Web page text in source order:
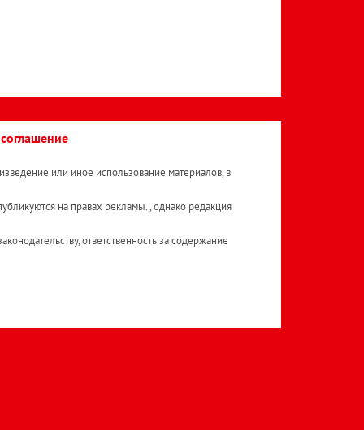
или иное использование материалов, в
на правах рекламы. , однако редакция
ответственность за содержание